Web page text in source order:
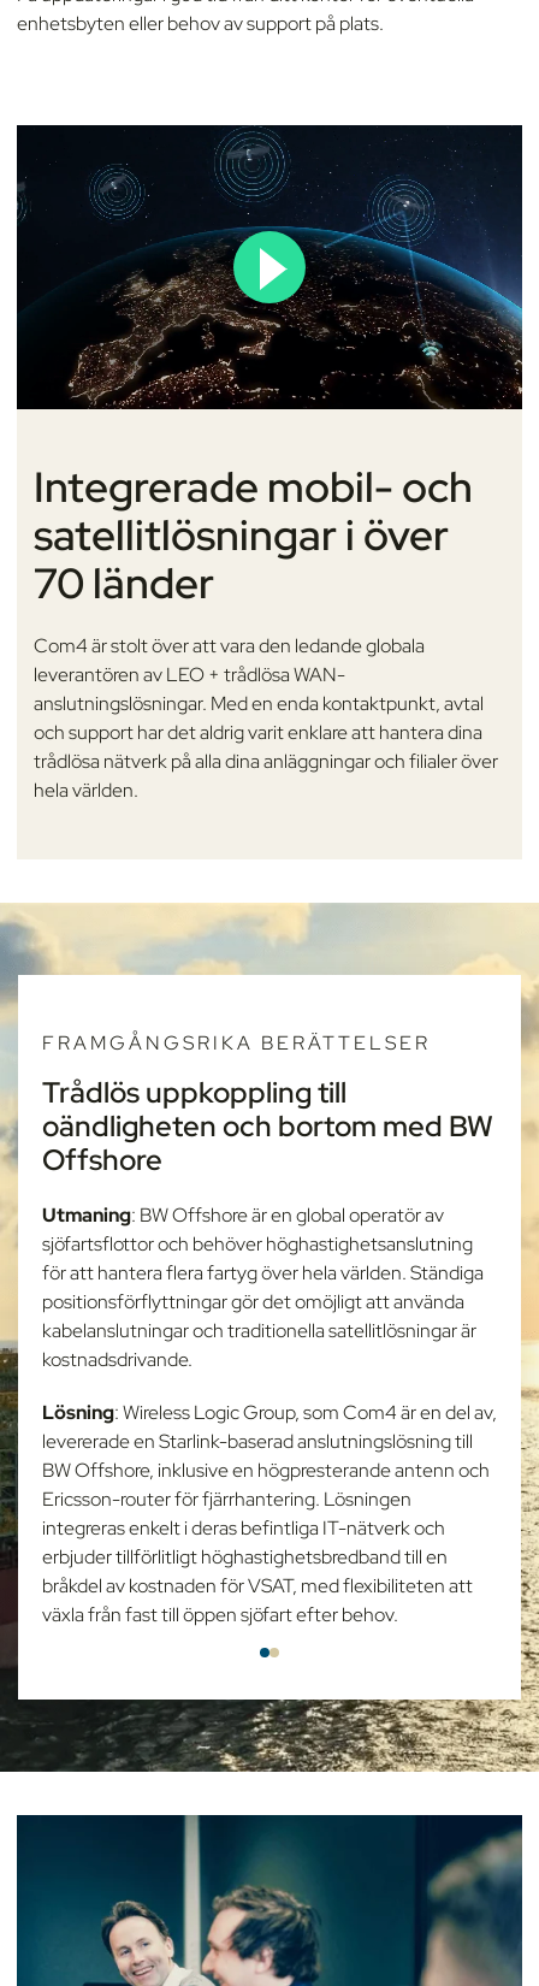
enhetsbyten eller behov av support på plats.
Integrerade mobil- och
satellitlösningar i över
70 länder
Com4 är stolt över att vara den ledande globala
leverantören av LEO + trådlösa WAN-
anslutningslösningar. Med en enda kontaktpunkt, avtal
och support har det aldrig varit enklare att hantera dina
trådlösa nätverk på alla dina anläggningar och filialer över
hela världen.
FRAMGÅNGSRIKA BERÄTTELSER
Trådlös uppkoppling till
oändligheten och bortom med BW
Offshore
Utmaning: BW Offshore är en global operatör av
sjöfartsflottor och behöver höghastighetsanslutning
för att hantera flera fartyg över hela världen. Ständiga
positionsförflyttningar gör det omöjligt att använda
kabelanslutningar och traditionella satellitlösningar är
kostnadsdrivande.
Lösning: Wireless Logic Group, som Com4 är en del av,
levererade en Starlink-baserad anslutningslösning till
BW Offshore, inklusive en högpresterande antenn och
Ericsson-router för fjärrhantering. Lösningen
integreras enkelt i deras befintliga IT-nätverk och
erbjuder tillförlitligt höghastighetsbredband till en
bråkdel av kostnaden för VSAT, med flexibiliteten att
växla från fast till öppen sjöfart efter behov.
FRAMGÅNGSRIKA BERÄTTELSER
Sömlös uppkoppling för
AmaWaterways
flodkryssningar och kräver snabba och tillförlitliga
internetanslutningar av hög kvalitet för sina
passagerare. Deras flodturer går till natursköna
destinationer över hela världen och sträcker sig ofta
över flera länder, vilket kräver sömlösa
internetroamingtjänster.
Lösning:Managed LEO Plus-lösningen integrerade
maritima antenner, Starlink mobilitetstjänst och global
mobil roaming för att tillhandahålla en end-to-end
hanterad tjänst skräddarsydd för AmaWaterways.
Detta säkerställer att passagerarna har tillgång till
tillförlitligt Wi-Fi med hög hastighet dygnet runt, med
sömlös failover och failback mellan satellit- och
mobilanslutning för en oavbruten internetupplevelse.